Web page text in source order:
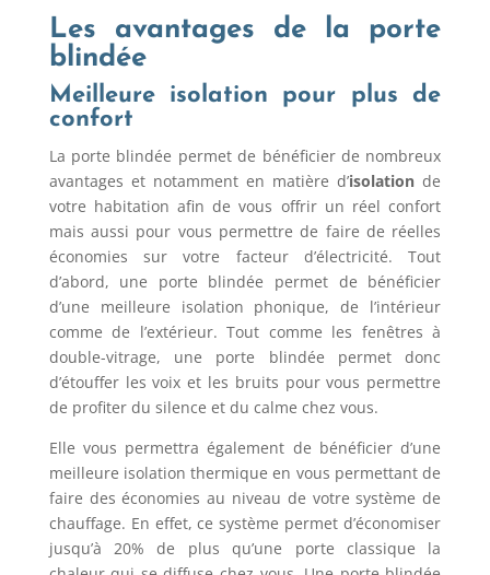
Les avantages de la porte
blindée
Meilleure isolation pour plus de
confort
La porte blindée permet de bénéficier de nombreux
avantages et notamment en matière d’isolation de
votre habitation afin de vous offrir un réel confort
mais aussi pour vous permettre de faire de réelles
économies sur votre facteur d’électricité. Tout
d’abord, une porte blindée permet de bénéficier
d’une meilleure isolation phonique, de l’intérieur
comme de l’extérieur. Tout comme les fenêtres à
double-vitrage, une porte blindée permet donc
d’étouffer les voix et les bruits pour vous permettre
de profiter du silence et du calme chez vous.
Elle vous permettra également de bénéficier d’une
meilleure isolation thermique en vous permettant de
faire des économies au niveau de votre système de
chauffage. En effet, ce système permet d’économiser
jusqu’à 20% de plus qu’une porte classique la